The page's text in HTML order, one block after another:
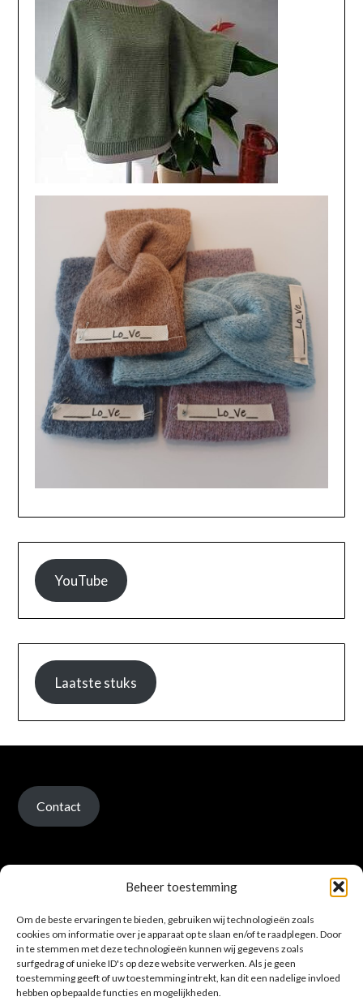
Beheer toestemming
Om de beste ervaringen te bieden, gebruiken wij technologieën zoals
cookies om informatie over je apparaat op te slaan en/of te raadplegen. Door
in te stemmen met deze technologieën kunnen wij gegevens zoals
surfgedrag of unieke ID's op deze website verwerken. Als je geen
toestemming geeft of uw toestemming intrekt, kan dit een nadelige invloed
hebben op bepaalde functies en mogelijkheden.
YouTube
Laatste stuks
Contact
Verzenden en retour